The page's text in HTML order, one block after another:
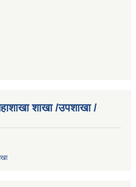
शाखा /उपशाखा /